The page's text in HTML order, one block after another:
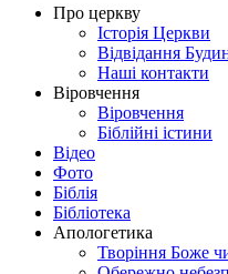
Про церкву
Історія Церкви
Відвідання
Наші контакти
Віровчення
Віровчення
Біблійні істини
Відео
Фото
Біблія
Бібліотека
Апологетика
Творіння Боже